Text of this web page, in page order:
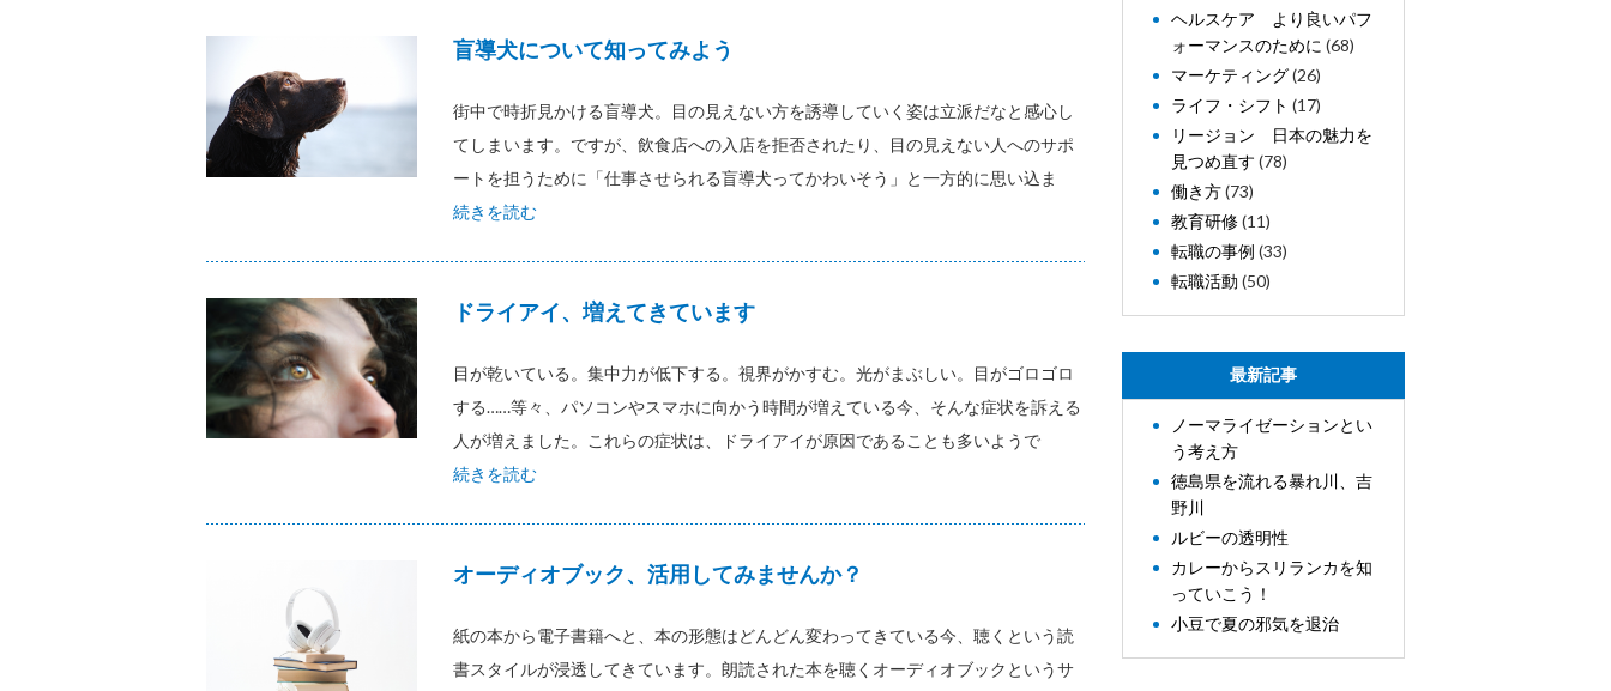
盲導犬について知ってみよう
街中で時折見かける盲導犬。目の見えない方を誘導していく姿は立派だなと感心し
てしまいます。ですが、飲食店への入店を拒否されたり、目の見えない人へのサポ
ートを担うために「仕事させられる盲導犬ってかわいそう」と一方的に思い込ま
続きを読む
ドライアイ、増えてきています
目が乾いている。集中力が低下する。視界がかすむ。光がまぶしい。目がゴロゴロ
する……等々、パソコンやスマホに向かう時間が増えている今、そんな症状を訴える
人が増えました。これらの症状は、ドライアイが原因であることも多いようで
続きを読む
オーディオブック、活用してみませんか？
紙の本から電子書籍へと、本の形態はどんどん変わってきている今、聴くという読
書スタイルが浸透してきています。朗読された本を聴くオーディオブックというサ
ヘルスケア より良いパフ
ォーマンスのために (68)
マーケティング(26)
ライフ・シフト (17)
リージョン 日本の魅力を
見つめ直す (78)
働き方(73)
教育研修(11)
転職の事例 (33)
転職活動 (50)
最新記事
ノーマライゼーションとい
う考え方
徳島県を流れる暴れ川、吉
野川
ルビーの透明性
カレーからスリランカを知
っていこう！
小豆で夏の邪気を退治